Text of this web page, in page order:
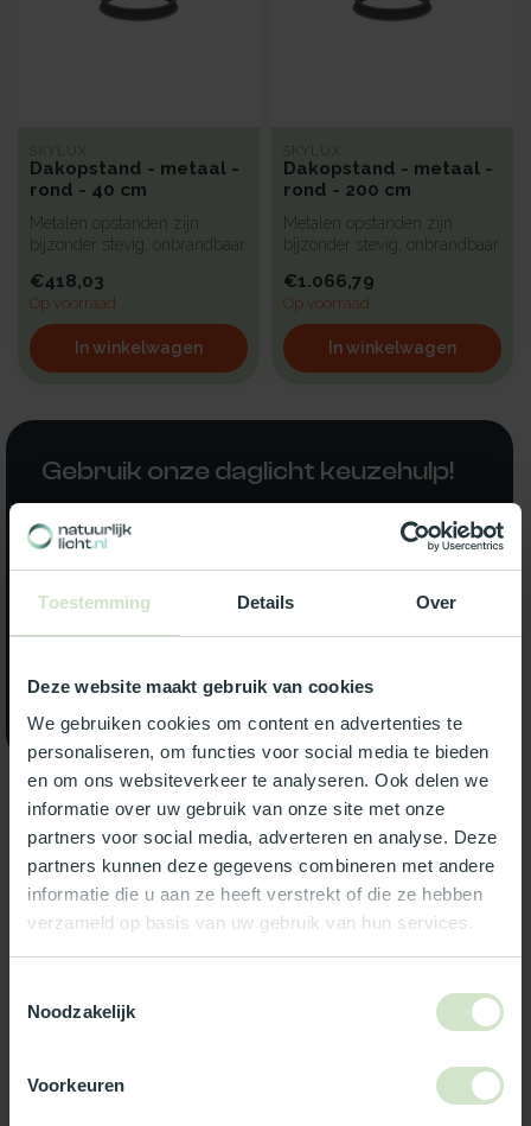
Toestemming Details Over
Deze website maakt gebruik van cookies
We gebruiken cookies om content en advertenties te
personaliseren, om functies voor social media te bieden
en om ons websiteverkeer te analyseren. Ook delen we
informatie over uw gebruik van onze site met onze
partners voor social media, adverteren en analyse. Deze
partners kunnen deze gegevens combineren met andere
informatie die u aan ze heeft verstrekt of die ze hebben
verzameld op basis van uw gebruik van hun services.
Noodzakelijk
Voorkeuren
SKYLUX
Dakopstand - metaal -
rond - 40 cm
Metalen opstanden zijn
bijzonder stevig, onbrandbaar
€418,03
Op voorraad
In winkelwagen
SKYLUX
Dakopstand - metaal -
rond - 200 cm
Metalen opstanden zijn
bijzonder stevig, onbrandbaar
€1.066,79
Op voorraad
In winkelwagen
Gebruik onze daglicht keuzehulp!
bij jou past? Gebruik dan onze daglicht keuzehulp
en ontdek welke oplossing het beste bij jou past!
Gebruik onze keuzehulp
Neem contact op
Dakopstand - metaal -
Dakopstand - metaal -